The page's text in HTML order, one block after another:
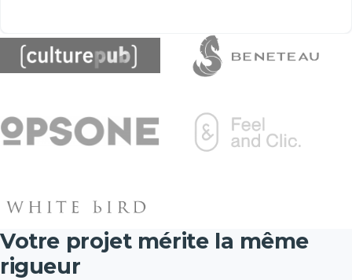
Votre projet mérite la même
rigueur